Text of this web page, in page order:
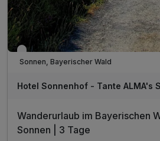
Verfügbar bis Dezember
Sonnen, Bayerischer Wald
Hotel Sonnenhof - Tante ALMA's
Wanderurlaub im Bayerischen
Sonnen | 3 Tage